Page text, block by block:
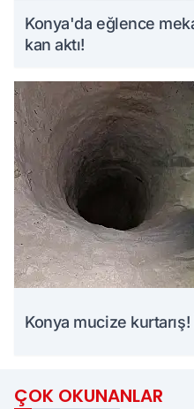
Konya'da eğlence
kan aktı!
Konya mucize
ÇOK OKUNANLAR